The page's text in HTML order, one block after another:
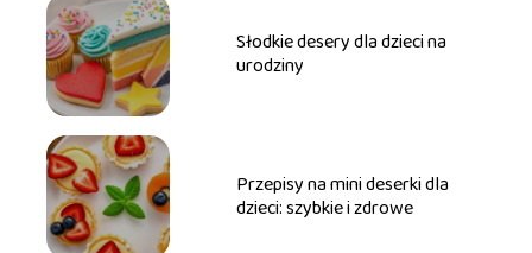
Słodkie desery dla dzieci na
urodziny
Przepisy na mini deserki dla
dzieci: szybkie i zdrowe